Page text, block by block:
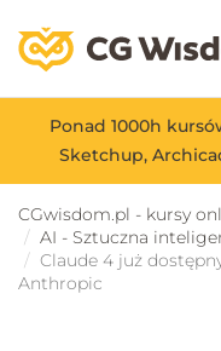
Ponad 1000h
Sketchup,
CGwisdom.pl - kursy
AI - Sztuczna
Claude 4 już
Anthropic